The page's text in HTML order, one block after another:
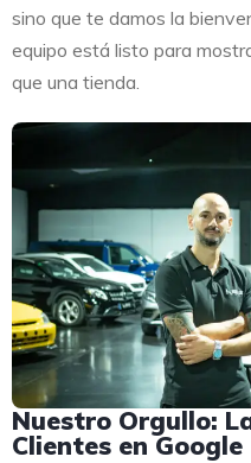
sino que te damos la
equipo está listo para
que una tienda.
Nuestro Orgullo:
Clientes en Google